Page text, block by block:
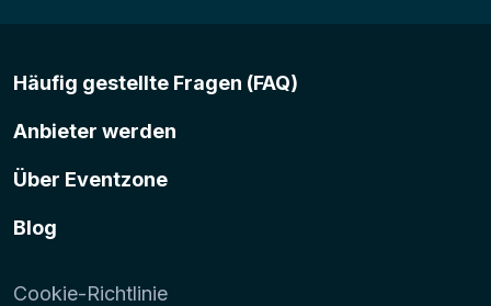
Häufig gestellte Fragen (FAQ)
Anbieter werden
Über Eventzone
Blog
Cookie-Richtlinie